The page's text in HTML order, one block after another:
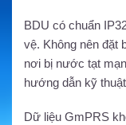
BDU có chuẩn
vệ. Không nên đặt
nơi bị nước tạt
hướng dẫn kỹ
Dữ liệu GmPRS